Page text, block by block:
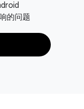
的问题